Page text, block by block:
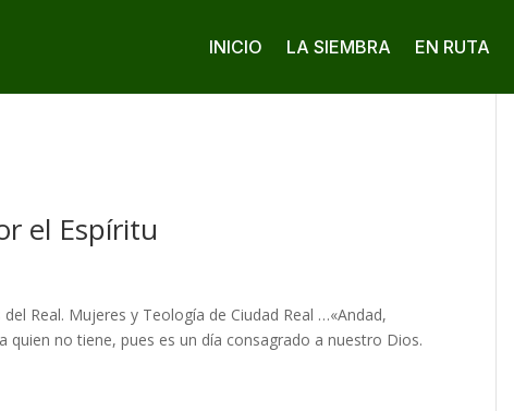
INICIO LA SIEMBRA EN RUTA
el Espíritu
Real. Mujeres y Teología de Ciudad Real …«Andad,
no tiene, pues es un día consagrado a nuestro Dios.